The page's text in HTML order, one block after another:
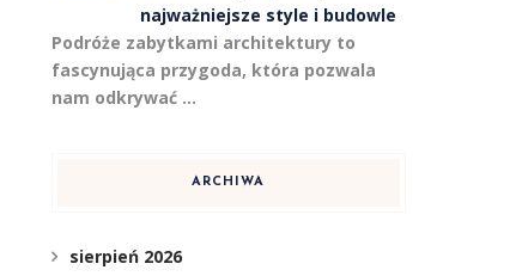
najważniejsze style i budowle
Podróże zabytkami architektury to
fascynująca przygoda, która pozwala
nam odkrywać …
ARCHIWA
sierpień 2026